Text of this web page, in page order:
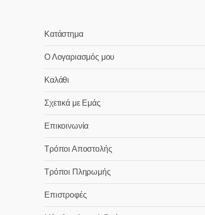
Κατάστημα
Ο Λογαριασμός μου
Καλάθι
Σχετικά με Εμάς
Επικοινωνία
Τρόποι Αποστολής
Τρόποι Πληρωμής
Επιστροφές